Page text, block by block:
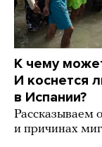
К чему
И коснется
в Испании?
Рассказываем
и причинах